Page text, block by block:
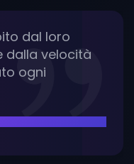
dal loro
dalla velocità
ogni